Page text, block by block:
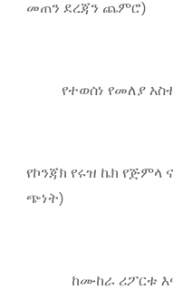
መጠን ደረጃን ጨምሮ)
የተወሰነ የመለያ
የኮንጃክ የሩዝ ኬክ የጅምላ
ጭነት)
ከሙከራ ሪፖርቱ